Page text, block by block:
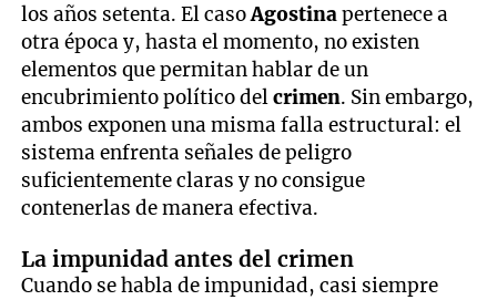
los años setenta. El casoAgostinapertenece a
otra época y, hasta el momento, no existen
elementos que permitan hablar de un
encubrimiento político delcrimen. Sin embargo,
ambos exponen una misma falla estructural: el
sistema enfrenta señales de peligro
suficientemente claras y no consigue
contenerlas de manera efectiva.
La impunidad antes del crimen
Cuando se habla de impunidad, casi siempre